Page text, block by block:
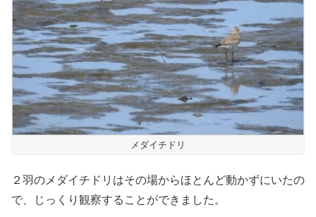
メダイチドリ
２羽のメダイチドリはその場からほとんど動かずにいたの
で、じっくり観察することができました。